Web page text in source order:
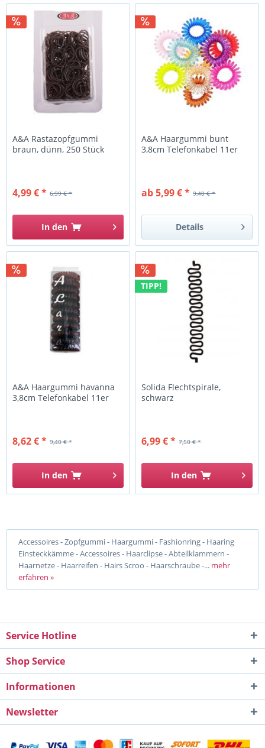
A&A Rastazopfgummi
braun, dünn, 250 Stück
6,99 € *
4,99 € *
In den
A&A Haargummi bunt
3,8cm Telefonkabel 11er
9,40 € *
ab 5,99 € *
Details
A&A Haargummi havanna
3,8cm Telefonkabel 11er
9,40 € *
8,62 € *
In den
TIPP!
Solida Flechtspirale,
schwarz
7,50 € *
6,99 € *
In den
Accessoires - Zopfgummi - Haargummi - Fashionring - Haaring
Einsteckkämme - Accessoires - Haarclipse - Abteilklammern -
Haarnetze - Haarreifen - Hairs Scroo - Haarschraube -... mehr
erfahren »
Service Hotline
Shop Service
Informationen
Newsletter